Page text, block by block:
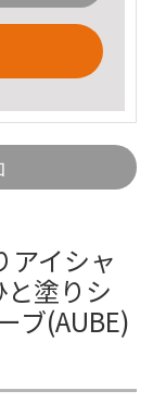
アイシャ
と塗りシ
ブ(AUBE)